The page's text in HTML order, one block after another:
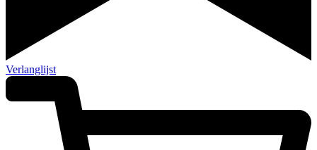
Verlanglijst